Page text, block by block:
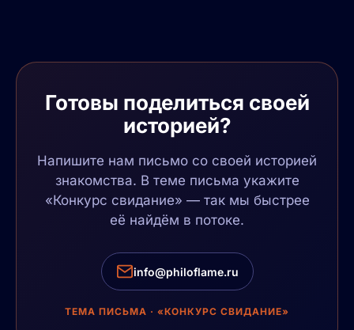
Готовы поделиться своей
историей?
Напишите нам письмо со своей историей
знакомства. В теме письма укажите
«Конкурс свидание» — так мы быстрее
её найдём в потоке.
info@philoflame.ru
ТЕМА ПИСЬМА · «КОНКУРС СВИДАНИЕ»